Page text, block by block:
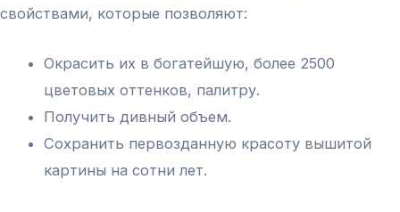
свойствами, которые позволяют:
Окрасить их в богатейшую, более 2500
цветовых оттенков, палитру.
Получить дивный объем.
Сохранить первозданную красоту вышитой
картины на сотни лет.